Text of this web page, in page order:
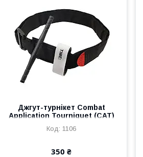
Джгут-турнікет Combat
Application Tourniquet (CAT)
1106
350 ₴